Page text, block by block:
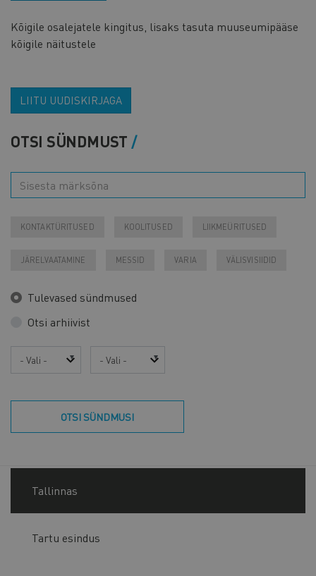
Kõigile osalejatele kingitus, lisaks tasuta muuseumipääse
kõigile näitustele
LIITU UUDISKIRJAGA
OTSI SÜNDMUST
KONTAKTÜRITUSED KOOLITUSED LIIKMEÜRITUSED
JÄRELVAATAMINE MESSID VARIA VÄLISVISIIDID
Tulevased sündmused
Otsi arhiivist
Aasta Kuu
OTSI SÜNDMUSI
Tallinnas
Tartu esindus